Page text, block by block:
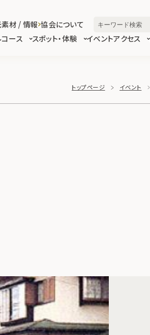
ース スポット・体験 イベントアクセス
材 / 情報 協会について
トップページ イベント